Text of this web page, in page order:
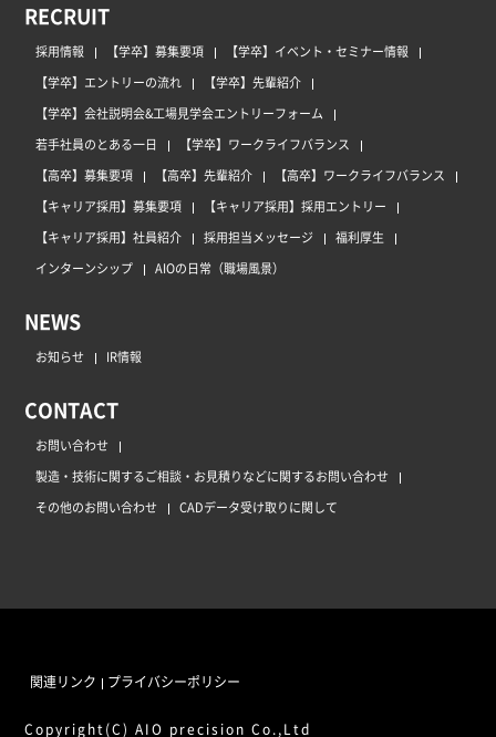
RECRUIT
採用情報 【学卒】募集要項
【学卒】イベント・セミナー情報
【学卒】エントリーの流れ
【学卒】先輩紹介
【学卒】会社説明会&工場見学会エントリーフォーム
若手社員のとある一日
【学卒】ワークライフバランス
【高卒】募集要項
【高卒】先輩紹介
【高卒】ワークライフバランス
【キャリア採用】募集要項
【キャリア採用】採用エントリー
【キャリア採用】社員紹介
採用担当メッセージ
福利厚生
インターンシップ
AIOの日常（職場風景）
NEWS
お知らせ IR情報
CONTACT
お問い合わせ
製造・技術に関するご相談・お見積りなどに関するお問い合わせ
その他のお問い合わせ
CADデータ受け取りに関して
Copyright(C) AIO precision Co.,Ltd
関連リンク プライバシーポリシー